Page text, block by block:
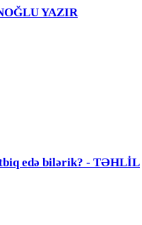
YAZIR
edə bilərik? - TƏHLİL